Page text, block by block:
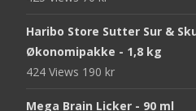
Haribo Store Sutter Sur &
Økonomipakke - 1,8 kg
424 Views 190 kr
Mega Brain Licker - 90 ml